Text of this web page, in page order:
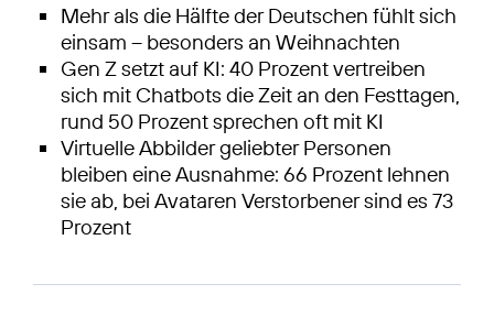
Mehr als die Hälfte der Deutschen fühlt sich
einsam – besonders an Weihnachten
Gen Z setzt auf KI: 40 Prozent vertreiben
sich mit Chatbots die Zeit an den Festtagen,
rund 50 Prozent sprechen oft mit KI
Virtuelle Abbilder geliebter Personen
bleiben eine Ausnahme: 66 Prozent lehnen
sie ab, bei Avataren Verstorbener sind es 73
Prozent